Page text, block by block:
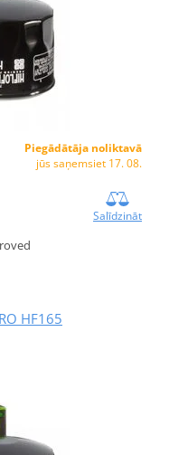
Piegādātāja noliktavā
jūs saņemsiet 17. 08.
Salīdzināt
HF165